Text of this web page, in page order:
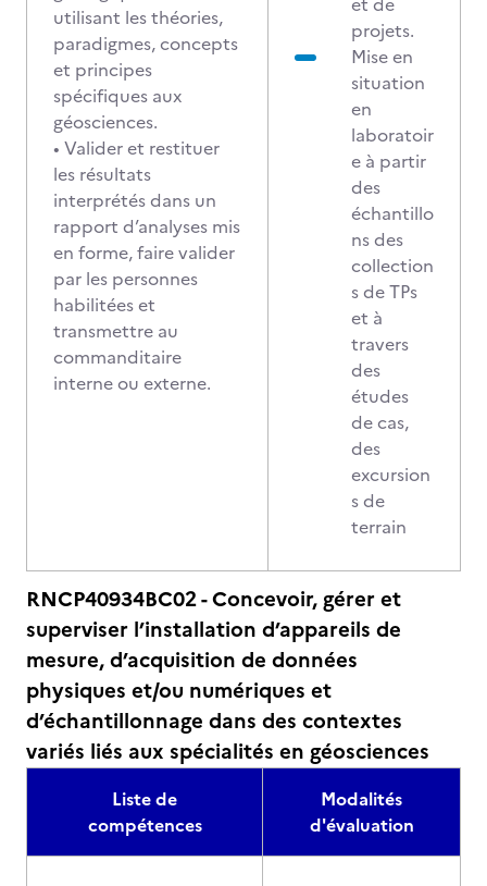
utilisant les théories,
paradigmes, concepts
et principes
spécifiques aux
géosciences.
• Valider et restituer
les résultats
interprétés dans un
rapport d’analyses mis
en forme, faire valider
par les personnes
habilitées et
transmettre au
commanditaire
interne ou externe.
projets.
Mise en
situation
en
laboratoir
e à partir
des
échantillo
ns des
collection
s de TPs
et à
travers
des
études
de cas,
des
excursion
s de
terrain
RNCP40934BC02 - Concevoir, gérer et
superviser l’installation d’appareils de
mesure, d’acquisition de données
physiques et/ou numériques et
d’échantillonnage dans des contextes
variés liés aux spécialités en géosciences
Liste de
compétences
Modalités
d'évaluation